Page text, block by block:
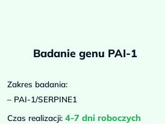
Badanie genu PAI-1
Zakres badania:
– PAI-1/SERPINE1
Czas realizacji:4-7 dni roboczych